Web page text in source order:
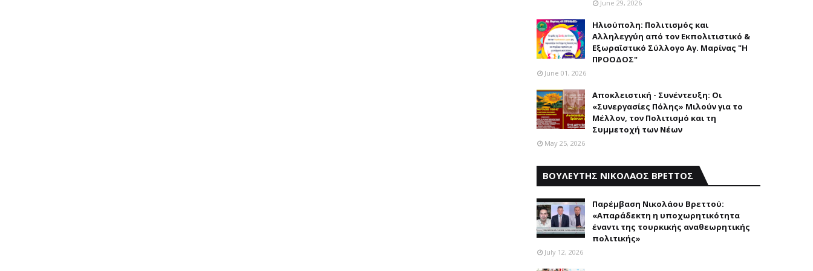
June 29, 2026
Ηλιούπολη: Πολιτισμός και
Aλληλεγγύη από τον Εκπολιτιστικό &
Εξωραϊστικό Σύλλογο Αγ. Μαρίνας "Η
ΠΡΟΟΔΟΣ"
June 01, 2026
Αποκλειστική - Συνέντευξη: Οι
«Συνεργασίες Πόλης» Μιλούν για το
Μέλλον, τον Πολιτισμό και τη
Συμμετοχή των Νέων
May 25, 2026
ΒΟΥΛΕΥΤΗΣ ΝΙΚΟΛΑΟΣ ΒΡΕΤΤΟΣ
Παρέμβαση Nικολάου Bρεττού:
«Aπαράδεκτη η υποχωρητικότητα
έναντι της τουρκικής αναθεωρητικής
πολιτικής»
July 12, 2026